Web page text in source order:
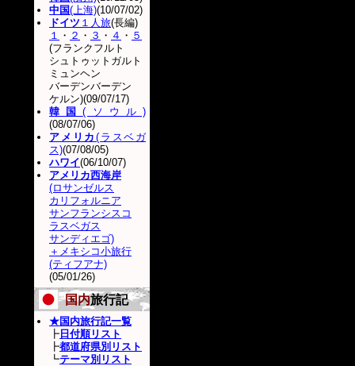
中国(上海)(10/07/02)
ドイツ １人旅(長編)
１ ・ ２ ・ ３ ・ ４ ・ ５
(フランクフルト
シュトゥットガルト
ミュンヘン
バーデンバーデン
ケルン)(09/07/17)
韓国(ソウル)
(08/07/06)
アメリカ (ラスベガ
ス)(07/08/05)
ハワイ(06/10/07)
アメリカ西海岸
(ロサンゼルス
カリフォルニア
サンフランシスコ
ラスベガス
サンディエゴ)
＋メキシコ小旅行
(ティフアナ)
(05/01/26)
国内旅行記
★国内旅行記一覧
┣ 日付順リスト
┣都道府県別リスト
┗テーマ別リスト